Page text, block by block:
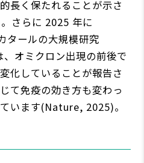
長く保たれることが示さ
さらに 2025 年に
タールの大規模研究
オミクロン出現の前後で
化していることが報告さ
て免疫の効き方も変わっ
います(Nature, 2025)。